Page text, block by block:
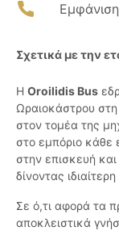
Σχετικά με την
Η Oroilidis Bus
Ωραιοκάστρου στη
στον τομέα της
στο εμπόριο κάθε
στην επισκευή
δίνοντας
Σε ό,τι αφορά τα
αποκλειστικά